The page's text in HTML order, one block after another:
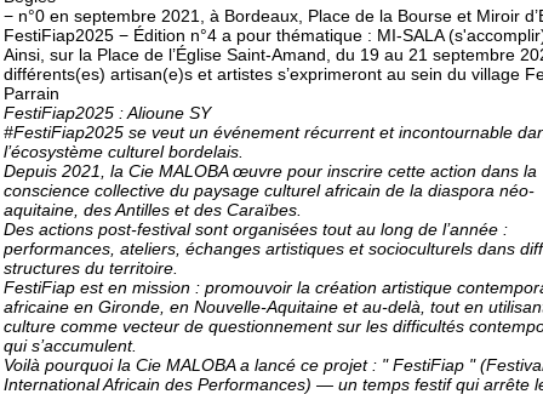
− n°0 en septembre 2021, à Bordeaux, Place de la Bourse et Miroir
FestiFiap2025 − Édition n°4 a pour thématique : MI-SALA
Ainsi, sur la Place de l’Église Saint-Amand, du 19 au 21 septembre
différents(es) artisan(e)s et artistes s’exprimeront au sein du village
Parrain
FestiFiap2025 : Alioune SY
#FestiFiap2025 se veut un événement récurrent et incontournable
l’écosystème culturel bordelais.
Depuis 2021, la Cie MALOBA œuvre pour inscrire cette action dans la
conscience collective du paysage culturel africain de la diaspora néo-
aquitaine, des Antilles et des Caraïbes.
Des actions post-festival sont organisées tout au long de l’année :
performances, ateliers, échanges artistiques et socioculturels dans
structures du territoire.
FestiFiap est en mission : promouvoir la création artistique
africaine en Gironde, en Nouvelle-Aquitaine et au-delà, tout en
culture comme vecteur de questionnement sur les difficultés
qui s’accumulent.
Voilà pourquoi la Cie MALOBA a lancé ce projet : " FestiFiap "
International Africain des Performances) — un temps festif qui arrête